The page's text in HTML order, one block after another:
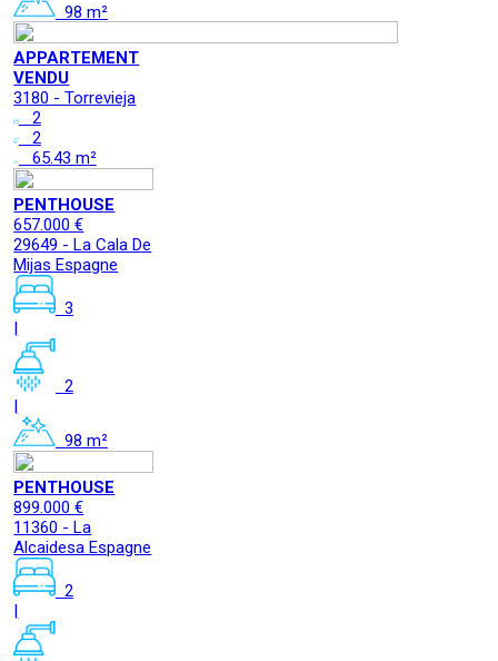
98 m²
APPARTEMENT
VENDU
3180 - Torrevieja
2
2
65.43 m²
PENTHOUSE
657.000 €
29649 - La Cala De
Mijas Espagne
3
2
|
98 m²
PENTHOUSE
899.000 €
11360 - La
Alcaidesa Espagne
2
|